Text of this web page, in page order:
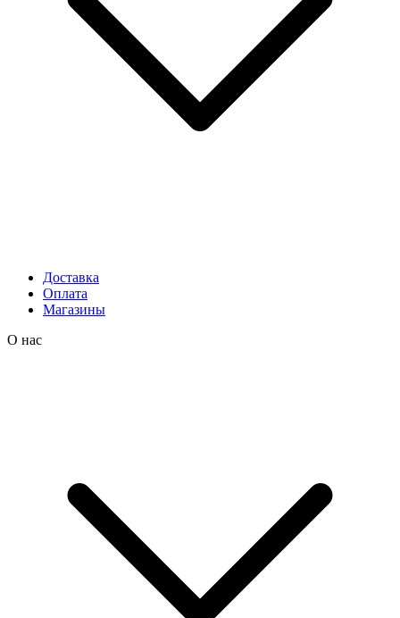
Доставка
Оплата
Магазины
О нас